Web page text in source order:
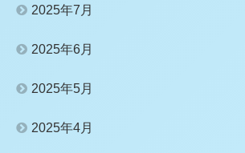
2025年7月
2025年6月
2025年5月
2025年4月